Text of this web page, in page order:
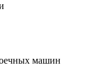
машин